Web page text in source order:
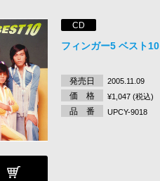
CD
フィンガー5 ベスト10
発売日 2005.11.09
価 格 ¥1,047 (税込)
品 番 UPCY-9018